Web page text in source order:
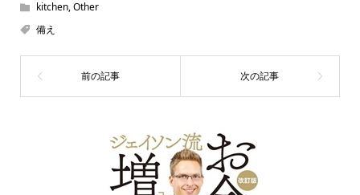
kitchen,Other
備え